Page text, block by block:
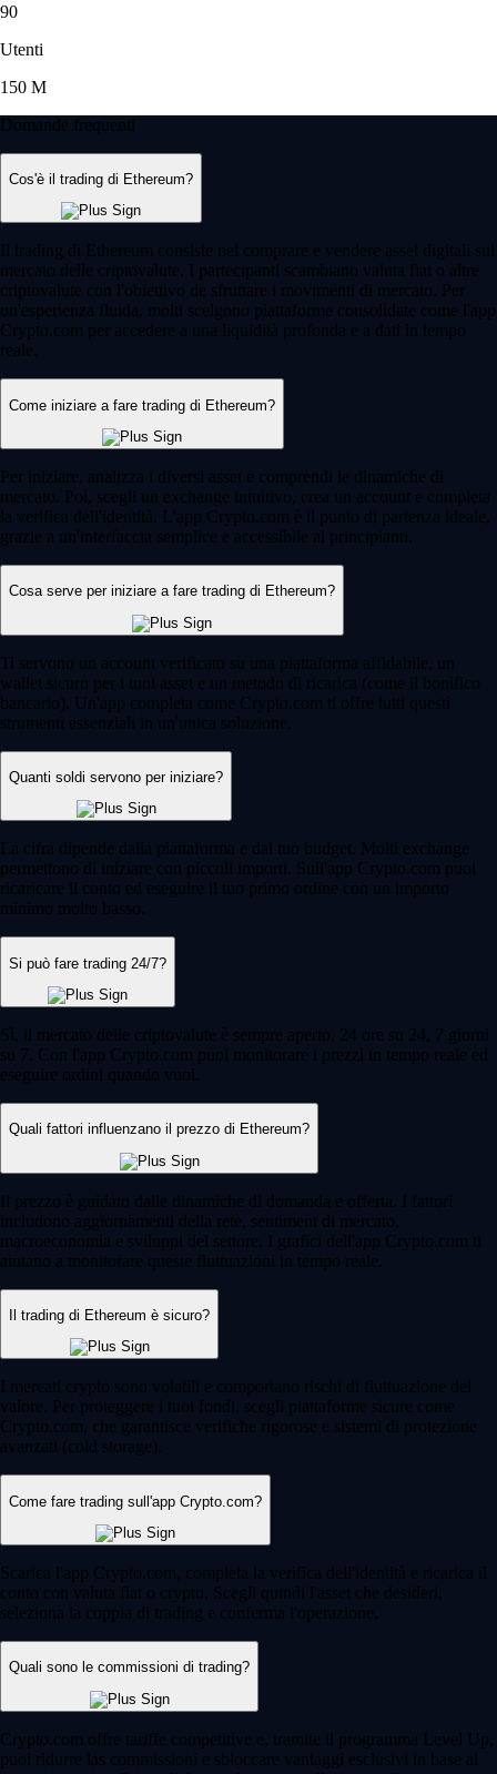
90
Utenti
150 M
Domande frequenti
Cos'è il trading di Ethereum?
Il trading di Ethereum consiste nel comprare e vendere asset digitali sul
mercato delle criptovalute. I partecipanti scambiano valuta fiat o altre
criptovalute con l'obiettivo de sfruttare i movimenti di mercato. Per
un'esperienza fluida, molti scelgono piattaforme consolidate come l'app
Crypto.com per accedere a una liquidità profonda e a dati in tempo
reale.
Come iniziare a fare trading di Ethereum?
Per iniziare, analizza i diversi asset e comprendi le dinamiche di
mercato. Poi, scegli un exchange intuitivo, crea un account e completa
la verifica dell'identità. L'app Crypto.com è il punto di partenza ideale,
grazie a un'interfaccia semplice e accessibile ai principianti.
Cosa serve per iniziare a fare trading di Ethereum?
Ti servono un account verificato su una piattaforma affidabile, un
wallet sicuro per i tuoi asset e un metodo di ricarica (come il bonifico
bancario). Un'app completa come Crypto.com ti offre tutti questi
strumenti essenziali in un'unica soluzione.
Quanti soldi servono per iniziare?
La cifra dipende dalla piattaforma e dal tuo budget. Molti exchange
permettono di iniziare con piccoli importi. Sull'app Crypto.com puoi
ricaricare il conto ed eseguire il tuo primo ordine con un importo
minimo molto basso.
Si può fare trading 24/7?
Sì, il mercato delle criptovalute è sempre aperto, 24 ore su 24, 7 giorni
su 7. Con l'app Crypto.com puoi monitorare i prezzi in tempo reale ed
eseguire ordini quando vuoi.
Quali fattori influenzano il prezzo di Ethereum?
Il prezzo è guidato dalle dinamiche di domanda e offerta. I fattori
includono aggiornamenti della rete, sentiment di mercato,
macroeconomia e sviluppi del settore. I grafici dell'app Crypto.com ti
aiutano a monitorare queste fluttuazioni in tempo reale.
Il trading di Ethereum è sicuro?
I mercati crypto sono volatili e comportano rischi di fluttuazione del
valore. Per proteggere i tuoi fondi, scegli piattaforme sicure come
Crypto.com, che garantisce verifiche rigorose e sistemi di protezione
avanzati (cold storage).
Come fare trading sull'app Crypto.com?
Scarica l'app Crypto.com, completa la verifica dell'identità e ricarica il
conto con valuta fiat o crypto. Scegli quindi l'asset che desideri,
seleziona la coppia di trading e conferma l'operazione.
Quali sono le commissioni di trading?
Crypto.com offre tariffe competitive e, tramite il programma Level Up,
puoi ridurre las commissioni e sbloccare vantaggi esclusivi in base ai